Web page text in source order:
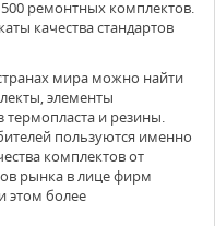
ремонтных комплектов.
качества стандартов
элементы
термопласта и резины.
пользуются именно
комплектов от
рынка в лице фирм
этом более